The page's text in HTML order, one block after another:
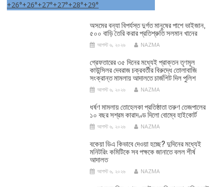
+26°+26°+27°+27°+28°+29°
অসমের বন্যা বিপর্যস্ত দুর্গত মানুষের পাশে ভাইজান,
৫০০ বাড়ি তৈরি করার প্রতিশ্রুতি সলমান খানের
আগস্ট ৬, ২০২৬ NAZMA
গ্রেফতারের ৩৫ দিনের মধ্যেই প্রাক্তন তৃণমূল
কাউন্সিলর দেবরাজ চক্রবর্তীর বিরুদ্ধে তোলাবাজি
সংক্রান্ত মামলায় আদালতে চার্জশিট দিল পুলিশ
আগস্ট ৬, ২০২৬ NAZMA
ধর্ষণ মামলায় তোহেলকা প্রতিষ্ঠাতা তরুণ তেজপালের
১০ বছর সশ্রম কারাদণ্ড দিলো বোম্বে হাইকোর্ট
আগস্ট ৬, ২০২৬ NAZMA
বকেয়া ডিএ কিভাবে দেওয়া হচ্ছে? দুদিনের মধ্যেই
মনিটরিং কমিটিকে সব পক্ষকে জানাতে বলল শীর্ষ
আদালত
আগস্ট ৬, ২০২৬ NAZMA